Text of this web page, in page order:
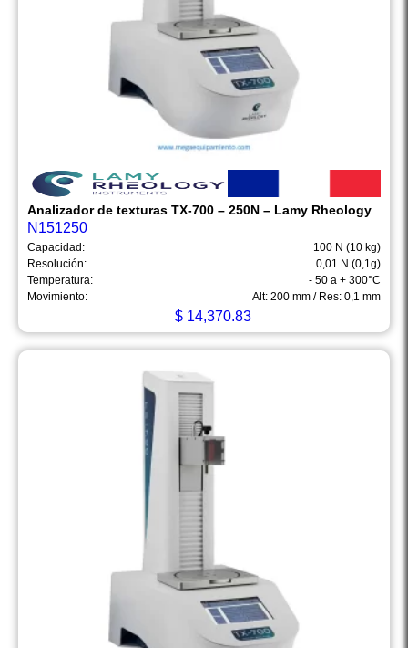
Analizador de texturas TX-700 – 250N – Lamy Rheology
N151250
Capacidad:
100 N (10 kg)
Resolución:
0,01 N (0,1g)
Temperatura:
- 50 a + 300°C
Movimiento:
Alt: 200 mm / Res: 0,1 mm
$ 14,370.83